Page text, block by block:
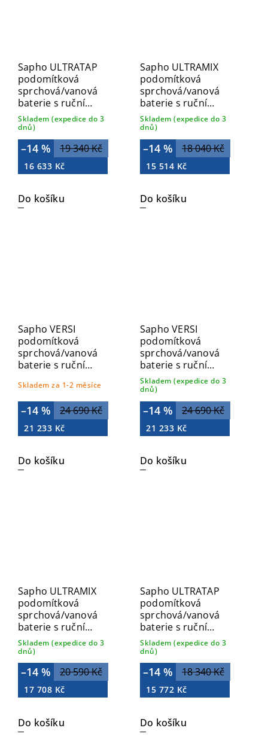
Sapho ULTRATAP
podomítková
sprchová/vanová
baterie s ruční
sprchou, 2 výstupy,
černá mat/zlato mat
UT045TBG
Skladem (expedice do 3
dnů)
19 340 Kč
–14 %
16 633 Kč
Do košíku
Sapho ULTRAMIX
podomítková
sprchová/vanová
baterie s ruční
sprchou, 2 výstupy,
černá mat/chrom
UT045BC
Skladem (expedice do 3
dnů)
18 040 Kč
–14 %
15 514 Kč
Do košíku
Sapho VERSI
podomítková
sprchová/vanová
baterie s ruční
bronz RV052/18
Skladem za 1-2 měsíce
24 690 Kč
–14 %
21 233 Kč
Do košíku
Sapho VERSI
podomítková
sprchová/vanová
baterie s ruční
sprchou, 2 výstupy,
černá mat RV052/15
Skladem (expedice do 3
dnů)
24 690 Kč
–14 %
21 233 Kč
Do košíku
Sapho ULTRAMIX
podomítková
sprchová/vanová
baterie s ruční
sprchou, 2 výstupy,
zlato mat UT045G
Skladem (expedice do 3
dnů)
20 590 Kč
–14 %
17 708 Kč
Do košíku
Sapho ULTRATAP
podomítková
sprchová/vanová
baterie s ruční
sprchou, 2 výstupy,
černá mat/chrom
UT045TBC
Skladem (expedice do 3
dnů)
18 340 Kč
–14 %
15 772 Kč
Do košíku